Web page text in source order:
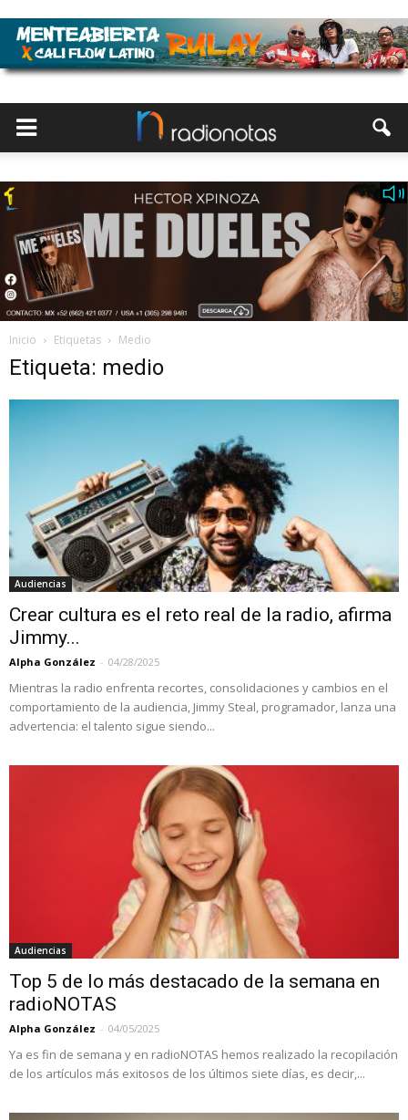
Inicio Etiquetas Medio
Etiqueta: medio
Audiencias
Crear cultura es el reto real de la radio, afirma
Jimmy...
Alpha González - 04/28/2025
Mientras la radio enfrenta recortes, consolidaciones y cambios en el
comportamiento de la audiencia, Jimmy Steal, programador, lanza una
advertencia: el talento sigue siendo...
Audiencias
Top 5 de lo más destacado de la semana en
radioNOTAS
Alpha González - 04/05/2025
Ya es fin de semana y en radioNOTAS hemos realizado la recopilación
de los artículos más exitosos de los últimos siete días, es decir,...